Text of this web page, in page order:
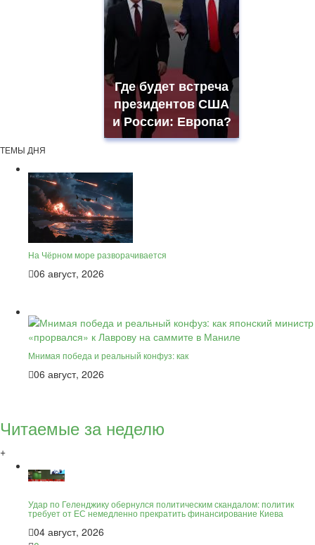
Где будет встреча
президентов США
и России: Европа?
ТЕМЫ ДНЯ
На Чёрном море разворачивается
06 август, 2026
Мнимая победа и реальный конфуз: как
06 август, 2026
Читаемые за неделю
+
Удар по Геленджику обернулся политическим скандалом: политик
требует от ЕС немедленно прекратить финансирование Киева
04 август, 2026